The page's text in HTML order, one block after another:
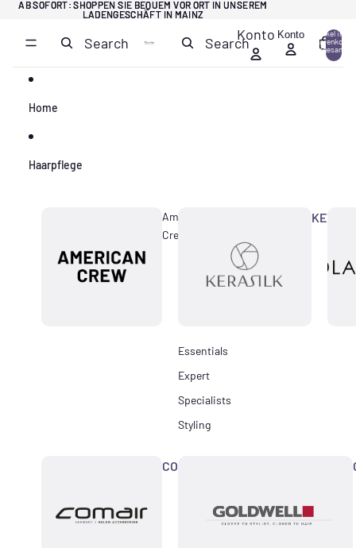
AB SOFORT: SHOPPEN SIE BEQUEM VOR ORT IN UNSEREM
LADENGESCHÄFT IN MAINZ
AB SOFORT: SHOPPEN SIE BEQUEM VOR ORT IN UNSEREM
LADENGESCHÄFT IN MAINZ
Search SearchKonto Konto
Artikel im
Warenkorb
insgesamt:
Home
Haarpflege
American
Crew
Essentials
Expert
Specialists
Styling
COMAIR